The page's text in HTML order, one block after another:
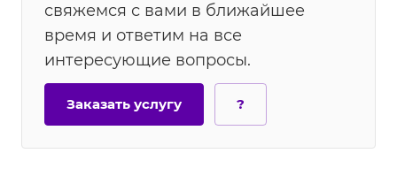
свяжемся с вами в ближайшее
время и ответим на все
интересующие вопросы.
Заказать услугу ?